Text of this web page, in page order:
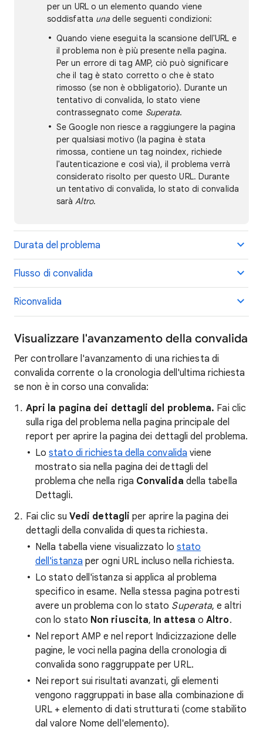
per un URL o un elemento quando viene
soddisfatta una delle seguenti condizioni:
Quando viene eseguita la scansione dell'URL e
il problema non è più presente nella pagina.
Per un errore di tag AMP, ciò può significare
che il tag è stato corretto o che è stato
rimosso (se non è obbligatorio). Durante un
tentativo di convalida, lo stato viene
contrassegnato come Superata.
Se Google non riesce a raggiungere la pagina
per qualsiasi motivo (la pagina è stata
rimossa, contiene un tag noindex, richiede
l'autenticazione e così via), il problema verrà
considerato risolto per questo URL. Durante
un tentativo di convalida, lo stato di convalida
saràAltro.
Durata del problema
Flusso di convalida
Riconvalida
Visualizzare l'avanzamento della convalida
Per controllare l'avanzamento di una richiesta di
convalida corrente o la cronologia dell'ultima richiesta
se non è in corso una convalida:
Apri la pagina dei dettagli del problema. Fai clic
sulla riga del problema nella pagina principale del
report per aprire la pagina dei dettagli del problema.
Lostato di richiesta della convalida viene
mostrato sia nella pagina dei dettagli del
problema che nella riga Convalida della tabella
Dettagli.
Fai clic su Vedi dettagli per aprire la pagina dei
dettagli della convalida di questa richiesta.
Nella tabella viene visualizzato lo stato
dell'istanza per ogni URL incluso nella richiesta.
Lo stato dell'istanza si applica al problema
specifico in esame. Nella stessa pagina potresti
avere un problema con lo stato Superata, e altri
con lo stato Non riuscita, In attesa oAltro.
Nel report AMP e nel report Indicizzazione delle
pagine, le voci nella pagina della cronologia di
convalida sono raggruppate per URL.
Nei report sui risultati avanzati, gli elementi
vengono raggruppati in base alla combinazione di
URL + elemento di dati strutturati (come stabilito
dal valore Nome dell'elemento).